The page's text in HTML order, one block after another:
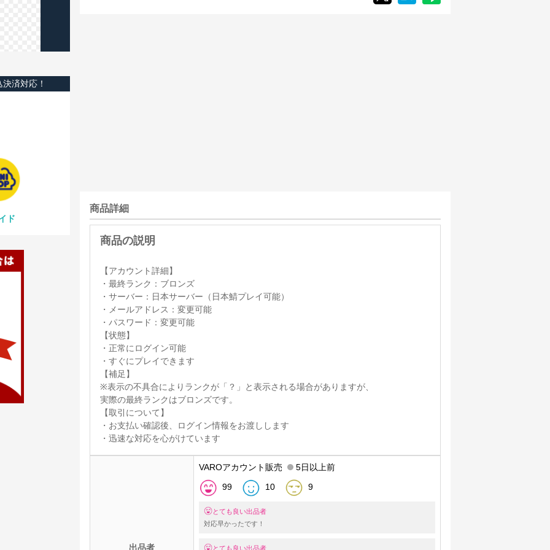
済対応！
ド
商品詳細
【アカウント詳細】
・最終ランク：ブロンズ
・サーバー：日本サーバー（日本鯖プレイ可能）
・メールアドレス：変更可能
・パスワード：変更可能
【状態】
・正常にログイン可能
・すぐにプレイできます
【補足】
※表示の不具合によりランクが「？」と表示される場合がありますが、
実際の最終ランクはブロンズです。
【取引について】
・お支払い確認後、ログイン情報をお渡しします
・迅速な対応を心がけています
出品者
VAROアカウント販売 5日以上前
99 10 9
とても良い出品者
対応早かったです！
とても良い出品者